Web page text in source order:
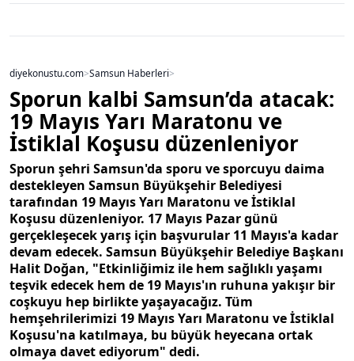
diyekonustu.com>Samsun Haberleri>
Sporun kalbi Samsun’da atacak:
19 Mayıs Yarı Maratonu ve
İstiklal Koşusu düzenleniyor
Sporun şehri Samsun'da sporu ve sporcuyu daima
destekleyen Samsun Büyükşehir Belediyesi
tarafından 19 Mayıs Yarı Maratonu ve İstiklal
Koşusu düzenleniyor. 17 Mayıs Pazar günü
gerçekleşecek yarış için başvurular 11 Mayıs'a kadar
devam edecek. Samsun Büyükşehir Belediye Başkanı
Halit Doğan, "Etkinliğimiz ile hem sağlıklı yaşamı
teşvik edecek hem de 19 Mayıs'ın ruhuna yakışır bir
coşkuyu hep birlikte yaşayacağız. Tüm
hemşehrilerimizi 19 Mayıs Yarı Maratonu ve İstiklal
Koşusu'na katılmaya, bu büyük heyecana ortak
olmaya davet ediyorum" dedi.